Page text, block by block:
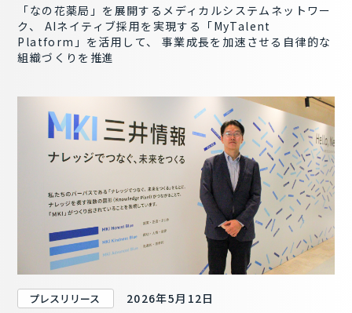
「なの花薬局」を展開するメディカルシステムネットワー
ク、 AIネイティブ採用を実現する「MyTalent
Platform」を活用して、 事業成長を加速させる自律的な
組織づくりを推進
プレスリリース
2026年5月12日